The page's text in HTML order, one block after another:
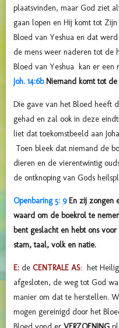
plaatsvinden, maar God ziet
gaan lopen en Hij komt tot
Bloed van Yeshua en dat
de mens weer naderen tot de
Bloed van Yeshua kan er een
Joh. 14:6bNiemand komt tot
Die gave van het Bloed heeft
gehad en zal ook in deze
liet dat toekomstbeeld aan
Toen bleek dat niemand de
dieren en de vierentwintig
de ontknoping van Gods
Openbaring 5: 9En zij zongen
waard om de boekrol te
bent geslacht en hebt ons
stam, taal, volk en natie.
E: de CENTRALE AS: het
afgesloten, de weg tot God
manier om dat te herstellen.
mogen gereinigd door het